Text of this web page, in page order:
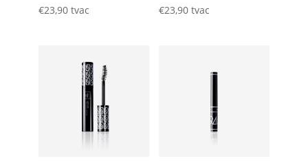
€23,90 tvac €23,90 tvac